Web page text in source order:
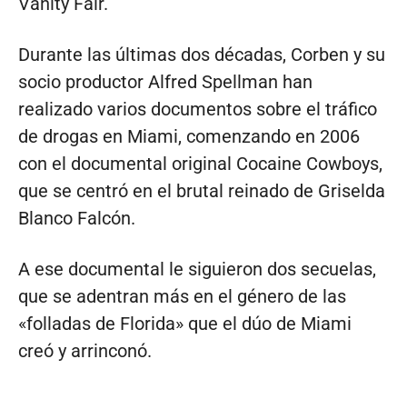
Durante las últimas dos décadas, Corben y su
socio productor Alfred Spellman han
realizado varios documentos sobre el tráfico
de drogas en Miami, comenzando en 2006
con el documental original Cocaine Cowboys,
que se centró en el brutal reinado de Griselda
Blanco Falcón.
A ese documental le siguieron dos secuelas,
que se adentran más en el género de las
«folladas de Florida» que el dúo de Miami
creó y arrinconó.